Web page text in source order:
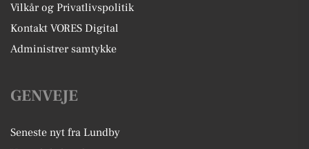
Vilkår og Privatlivspolitik
Kontakt VORES Digital
Administrer samtykke
GENVEJE
Seneste nyt fra Lundby